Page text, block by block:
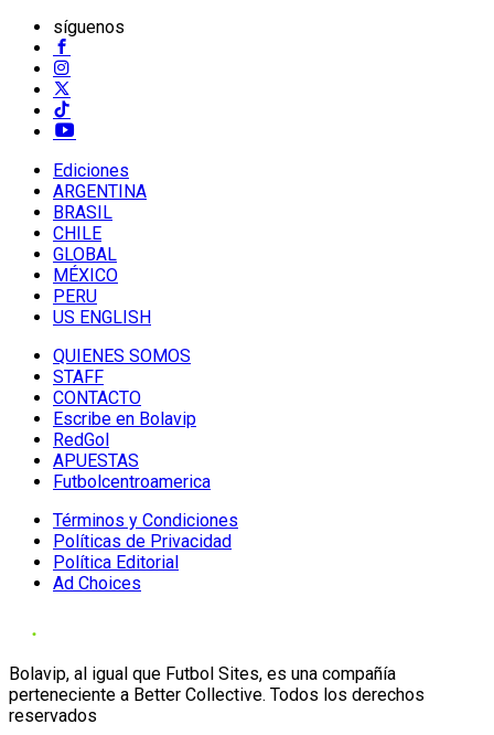
síguenos
Ediciones
ARGENTINA
BRASIL
CHILE
GLOBAL
MÉXICO
PERU
US ENGLISH
QUIENES SOMOS
STAFF
CONTACTO
Escribe en Bolavip
RedGol
APUESTAS
Futbolcentroamerica
Términos y Condiciones
Políticas de Privacidad
Política Editorial
Ad Choices
Bolavip, al igual que Futbol Sites, es una compañía
perteneciente a Better Collective. Todos los derechos
reservados